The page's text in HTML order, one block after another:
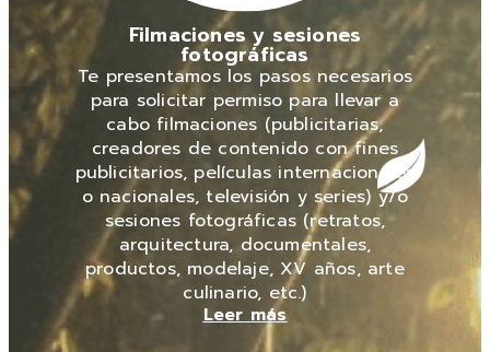
Filmaciones y sesiones
fotográficas
Te presentamos los pasos necesarios
para solicitar permiso para llevar a
cabo filmaciones (publicitarias,
creadores de contenido con fines
publicitarios, películas internacionales
o nacionales, televisión y series) y/o
sesiones fotográficas (retratos,
arquitectura, documentales,
productos, modelaje, XV años, arte
culinario, etc.)
Leer más